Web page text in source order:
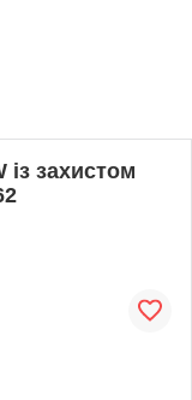
із захистом